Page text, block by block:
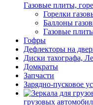
Газовые плиты,
Горелки
Баллоны
Газовые
Гофры
Дефлекторы на
Диски тахографа,
Домкраты
Запчасти
Зарядно-пусковое
грузовых